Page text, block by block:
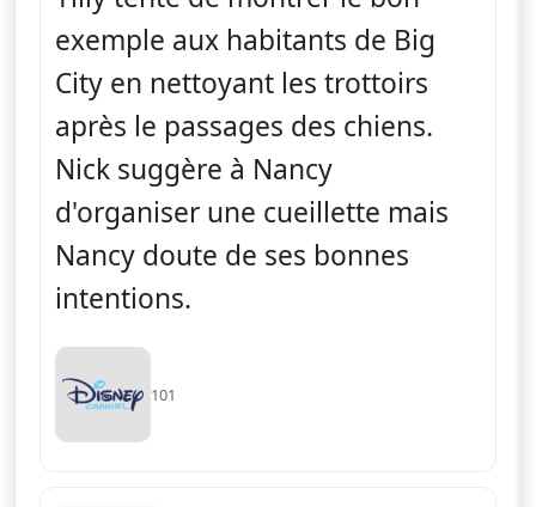
exemple aux habitants de Big
City en nettoyant les trottoirs
après le passages des chiens.
Nick suggère à Nancy
d'organiser une cueillette mais
Nancy doute de ses bonnes
intentions.
101